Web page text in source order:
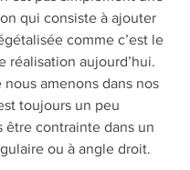
qui consiste à ajouter
comme c’est le
réalisation aujourd’hui.
nous amenons dans nos
toujours un peu
être contrainte dans un
ou à angle droit.